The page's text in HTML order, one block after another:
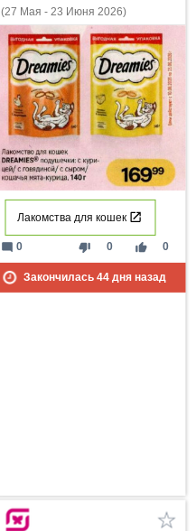
(27 Мая - 23 Июня 2026)
Лакомства для кошек
thumb_down 0 thumb_up 0
mode_comment 0
Закончилась 44дня назад